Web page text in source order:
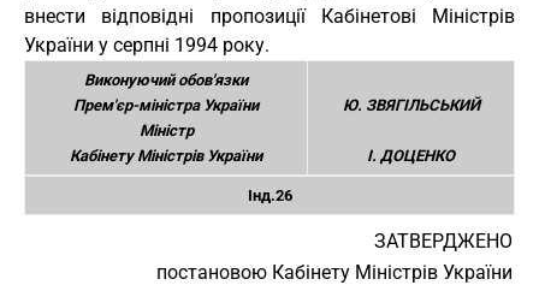
внести відповідні пропозиції Кабінетові Міністрів
України у серпні 1994 року.
Виконуючий обов'язки
Прем'єр-міністра України
Міністр
Кабінету Міністрів України
Ю. ЗВЯГІЛЬСЬКИЙ
І. ДОЦЕНКО
Інд.26
ЗАТВЕРДЖЕНО
постановою Кабінету Міністрів України